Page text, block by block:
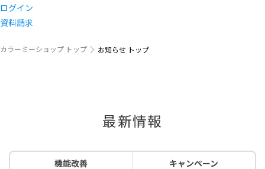
ログイン
資料請求
カラーミーショップ トップ お知らせ トップ
最新情報
機能改善 キャンペーン